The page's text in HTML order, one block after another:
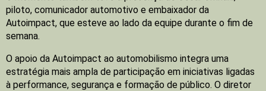
piloto, comunicador automotivo e embaixador da
Autoimpact, que esteve ao lado da equipe durante o fim de
semana.
O apoio da Autoimpact ao automobilismo integra uma
estratégia mais ampla de participação em iniciativas ligadas
à performance, segurança e formação de público. O diretor